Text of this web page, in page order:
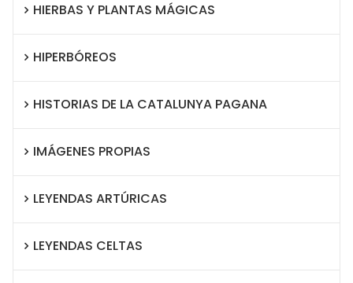
HIERBAS Y PLANTAS MÁGICAS
HIPERBÓREOS
HISTORIAS DE LA CATALUNYA PAGANA
IMÁGENES PROPIAS
LEYENDAS ARTÚRICAS
LEYENDAS CELTAS